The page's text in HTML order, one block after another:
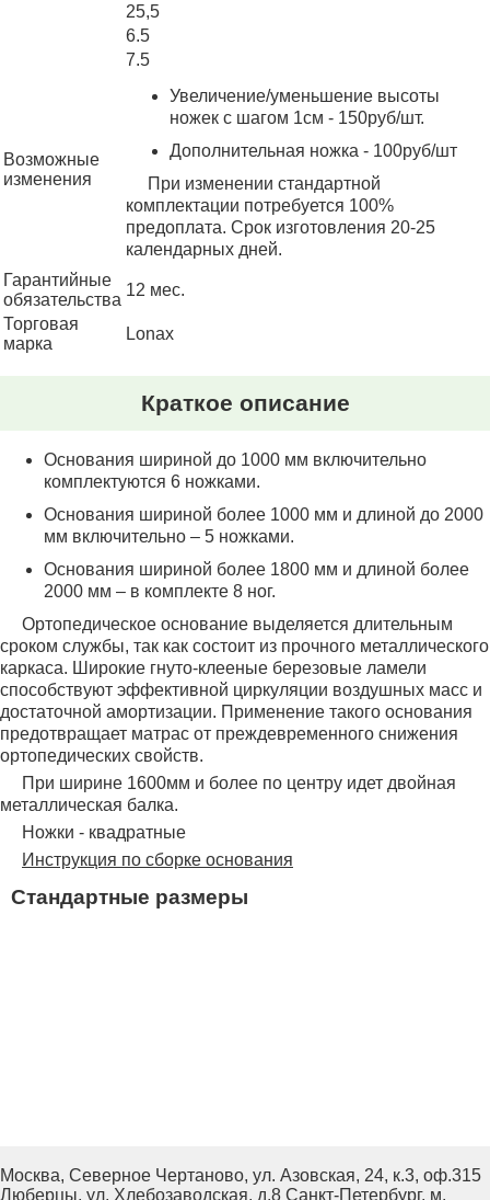
25,5
6.5
7.5
Возможные
изменения
Увеличение/уменьшение высоты
ножек с шагом 1см - 150руб/шт.
Дополнительная ножка - 100руб/шт
При изменении стандартной
комплектации потребуется 100%
предоплата. Срок изготовления 20-25
календарных дней.
Гарантийные
обязательства
12 мес.
Торговая
марка
Lonax
Краткое описание
Основания шириной до 1000 мм включительно
комплектуются 6 ножками.
Основания шириной более 1000 мм и длиной до 2000
мм включительно – 5 ножками.
Основания шириной более 1800 мм и длиной более
2000 мм – в комплекте 8 ног.
Ортопедическое основание выделяется длительным
сроком службы, так как состоит из прочного металлического
каркаса. Широкие гнуто-клееные березовые ламели
способствуют эффективной циркуляции воздушных масс и
достаточной амортизации. Применение такого основания
предотвращает матрас от преждевременного снижения
ортопедических свойств.
При ширине 1600мм и более по центру идет двойная
металлическая балка.
Ножки - квадратные
Инструкция по сборке основания
Стандартные размеры
Москва, Северное Чертаново, ул. Азовская, 24, к.3, оф.315
Люберцы, ул. Хлебозаводская, д.8 Санкт-Петербург, м.